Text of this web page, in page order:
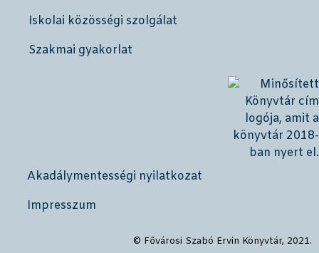
Iskolai közösségi szolgálat
Szakmai gyakorlat
Akadálymentességi nyilatkozat
Impresszum
© Fővárosi Szabó Ervin Könyvtár, 2021.